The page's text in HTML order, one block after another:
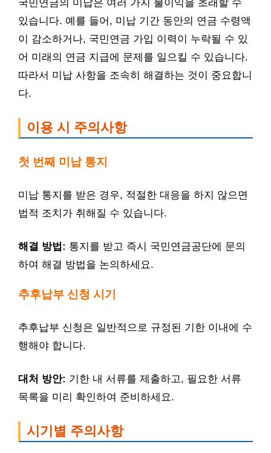
국민연금의 미납은 여러 가지 불이익을 초래할 수
있습니다. 예를 들어, 미납 기간 동안의 연금 수령액
이 감소하거나, 국민연금 가입 이력이 누락될 수 있
어 미래의 연금 지급에 문제를 일으킬 수 있습니다.
따라서 미납 사항을 조속히 해결하는 것이 중요합니
다.
이용 시 주의사항
첫 번째 미납 통지
미납 통지를 받은 경우, 적절한 대응을 하지 않으면
법적 조치가 취해질 수 있습니다.
해결 방법: 통지를 받고 즉시 국민연금공단에 문의
하여 해결 방법을 논의하세요.
추후납부 신청 시기
추후납부 신청은 일반적으로 규정된 기한 이내에 수
행해야 합니다.
대처 방안: 기한 내 서류를 제출하고, 필요한 서류
목록을 미리 확인하여 준비하세요.
시기별 주의사항